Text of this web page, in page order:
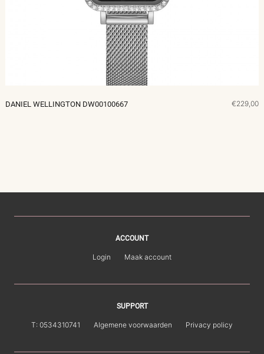
DANIEL WELLINGTON DW00100667 €229,00
ACCOUNT
Login Maak account
SUPPORT
T: 0534310741 Algemene voorwaarden Privacy policy